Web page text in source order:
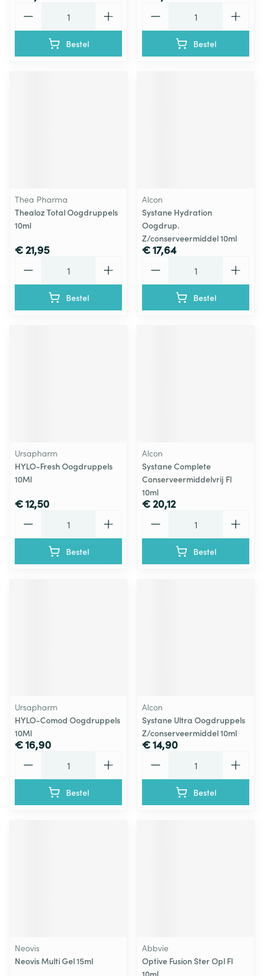
Bestel Bestel
Thea Pharma
Thealoz Total Oogdruppels
10ml
€ 21,95
Bestel
Alcon
Systane Hydration
Oogdrup.
Z/conserveermiddel 10ml
€ 17,64
Bestel
Ursapharm
HYLO-Fresh Oogdruppels
10Ml
€ 12,50
Bestel
Alcon
Systane Complete
Conserveermiddelvrij Fl
10ml
€ 20,12
Bestel
Ursapharm
HYLO-Comod Oogdruppels
10Ml
€ 16,90
Bestel
Alcon
Systane Ultra Oogdruppels
Z/conserveermiddel 10ml
€ 14,90
Bestel
Neovis
Neovis Multi Gel 15ml
Abbvie
Optive Fusion Ster Opl Fl
10ml